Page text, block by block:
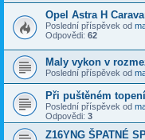
Opel Astra H
Poslední příspěvek od
Odpovědi: 62
Maly vykon v
Poslední příspěvek od
Při puštěném
Poslední příspěvek od
Odpovědi: 3
Z16YNG ŠPATNÉ